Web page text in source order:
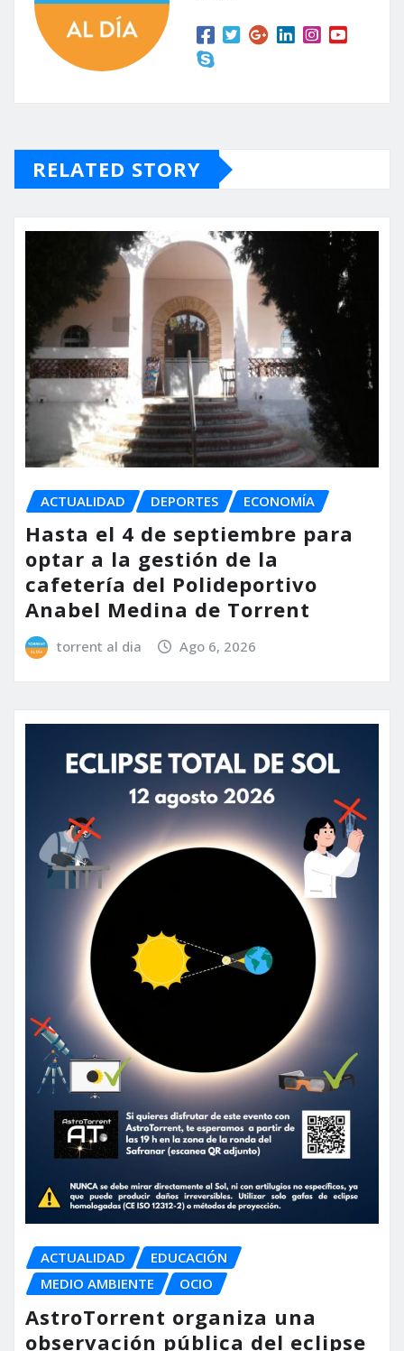
RELATED STORY
ACTUALIDAD DEPORTES ECONOMÍA
Hasta el 4 de septiembre para
optar a la gestión de la
cafetería del Polideportivo
Anabel Medina de Torrent
torrent al dia Ago 6, 2026
ACTUALIDAD
EDUCACIÓN
MEDIO AMBIENTE
OCIO
AstroTorrent organiza una
observación pública del eclipse